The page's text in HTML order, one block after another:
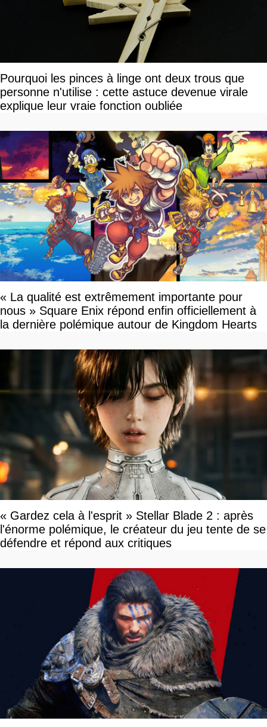
Pourquoi les pinces à linge ont deux trous que
personne n'utilise : cette astuce devenue virale
explique leur vraie fonction oubliée
« La qualité est extrêmement importante pour
nous » Square Enix répond enfin officiellement à
la dernière polémique autour de Kingdom Hearts
« Gardez cela à l'esprit » Stellar Blade 2 : après
l'énorme polémique, le créateur du jeu tente de se
défendre et répond aux critiques